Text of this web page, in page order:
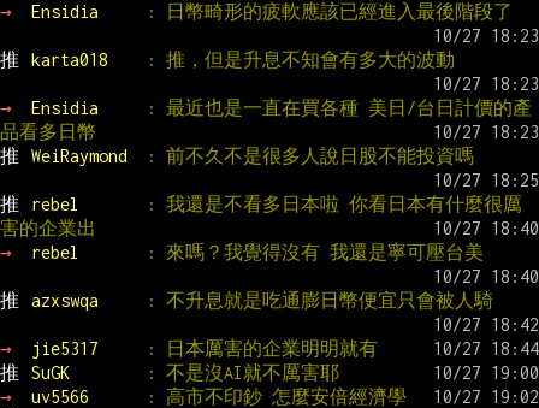
→ Ensidia : 日幣畸形的疲軟應該已經進入最後階段了
推 karta018 : 推，但是升息不知會有多大的波動
→ Ensidia
: 最近也是一直在買各種 美日/台日計價的產
品看多日幣
推
WeiRaymond : 前不久不是很多人說日股不能投資嗎
推 rebel
: 我還是不看多日本啦 你看日本有什麼很厲
害的企業出
→
rebel : 來嗎？我覺得沒有 我還是寧可壓台美
推 azxswqa : 不升息就是吃通膨日幣便宜只會被人騎
→ jie5317
: 日本厲害的企業明明就有
推
SuGK
: 不是沒AI就不厲害耶
→
uv5566
: 高市不印鈔 怎麼安倍經濟學